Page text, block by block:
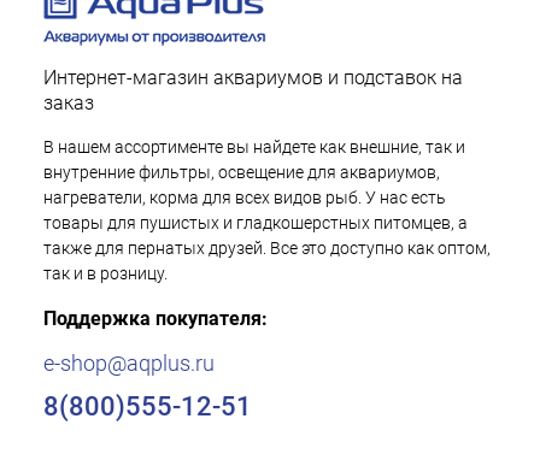
Интернет-магазин аквариумов и подставок на
заказ
В нашем ассортименте вы найдете как внешние, так и
внутренние фильтры, освещение для аквариумов,
нагреватели, корма для всех видов рыб. У нас есть
товары для пушистых и гладкошерстных питомцев, а
также для пернатых друзей. Все это доступно как оптом,
так и в розницу.
Поддержка покупателя:
e-shop@aqplus.ru
8(800)555-12-51